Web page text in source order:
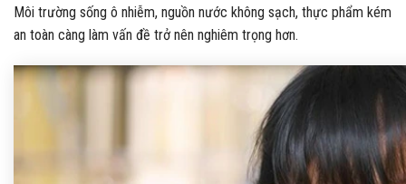
Môi trường sống ô nhiễm, nguồn nước không sạch, thực phẩm kém
an toàn càng làm vấn đề trở nên nghiêm trọng hơn.